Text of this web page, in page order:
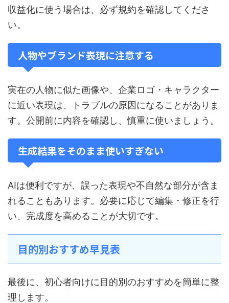
収益化に使う場合は、必ず規約を確認してくださ
い。
人物やブランド表現に注意する
実在の人物に似た画像や、企業ロゴ・キャラクター
に近い表現は、トラブルの原因になることがありま
す。公開前に内容を確認し、慎重に使いましょう。
生成結果をそのまま使いすぎない
AIは便利ですが、誤った表現や不自然な部分が含ま
れることもあります。必要に応じて編集・修正を行
い、完成度を高めることが大切です。
目的別おすすめ早見表
最後に、初心者向けに目的別のおすすめを簡単に整
理します。